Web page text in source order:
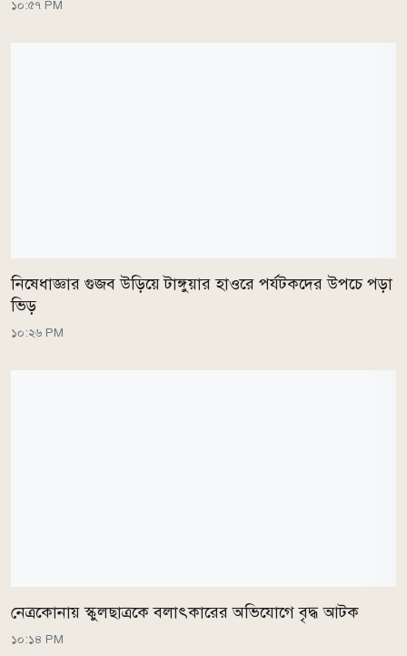
১০:৫৭ PM
নিষেধাজ্ঞার গুজব উড়িয়ে টাঙ্গুয়ার হাওরে পর্যটকদের উপচে পড়া
ভিড়
১০:২৬ PM
নেত্রকোনায় স্কুলছাত্রকে বলাৎকারের অভিযোগে বৃদ্ধ আটক
১০:১৪ PM